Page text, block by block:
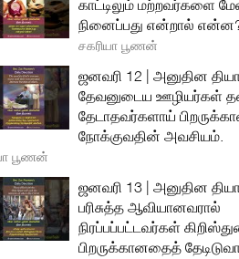
காட்டிலும் மற்றவர்களை
நினைப்பது என்றால்
சகரியா பூணன்
ஜனவரி 12 | அனுதின
தேவனுடைய ஊழியர்கள்
தேடாதவர்களாய்
நோக்குவதின் அவசியம்.
பூணன்
ஜனவரி 13 | அனுதின
பரிசுத்த ஆவியானவரால்
நிரப்பப்பட்டவர்கள்
பிறருக்கானதைத்